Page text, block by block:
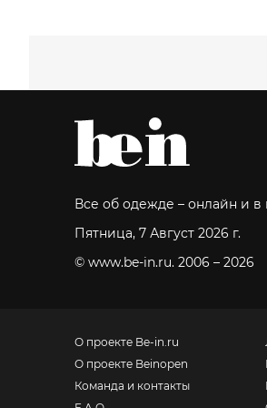
Все об одежде – онлайн и в
Пятница, 7 Август 2026 г.
© www.be-in.ru. 2006 – 2026
О проекте Be-in.ru
О проекте Beinopen
Команда и контакты